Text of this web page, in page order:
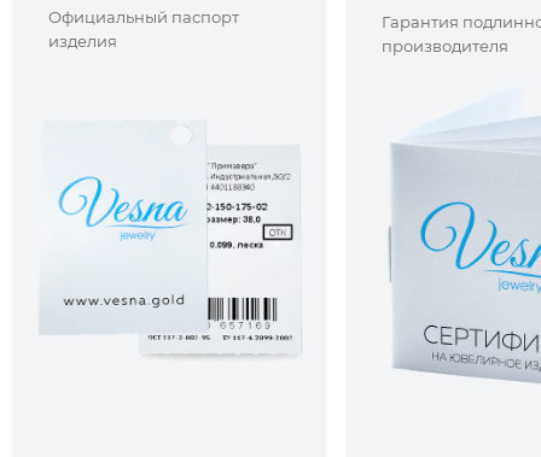
Официальный паспорт
изделия
Гарантия
производителя